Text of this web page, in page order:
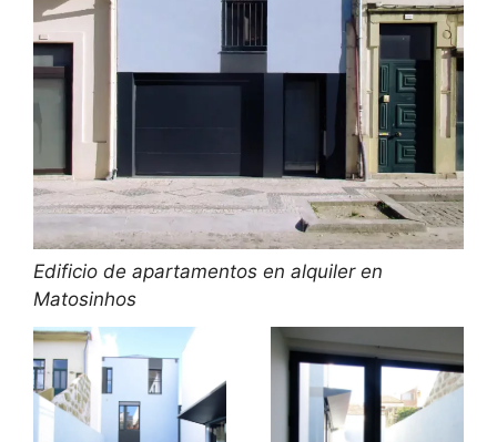
Edificio de apartamentos en alquiler en
Matosinhos